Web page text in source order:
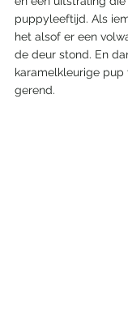
puppyleeftijd. Als
het alsof er een
de deur stond. En
karamelkleurige pup
gerend.